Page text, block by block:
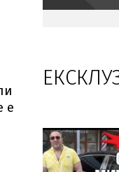
е
Хакери
нас
Фиго за